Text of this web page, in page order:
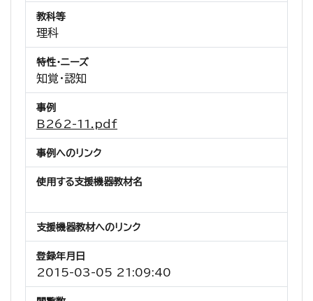
教科等
理科
特性・ニーズ
知覚・認知
事例
B262-11.pdf
事例へのリンク
使用する支援機器教材名
支援機器教材へのリンク
登録年月日
2015-03-05 21:09:40